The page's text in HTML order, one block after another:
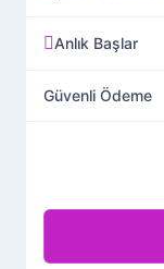
Anlık Başlar
Güvenli Ödeme